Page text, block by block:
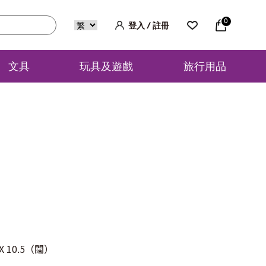
登入 / 註冊 0
文具 玩具及遊戲 旅行用品
（闊）